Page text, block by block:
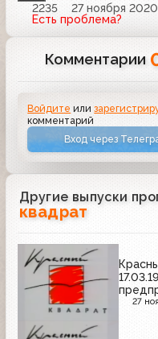
2235
27 ноября
Есть проблема?
Комментарии
Войдите или
комментарий
Вход через
Другие выпуски
квадрат
27